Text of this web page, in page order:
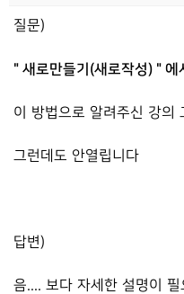
질문)
" 새로만들기(새로작성) "
이 방법으로 알려주신 강의
그런데도 안열립니다
답변)
음.... 보다 자세한 설명이